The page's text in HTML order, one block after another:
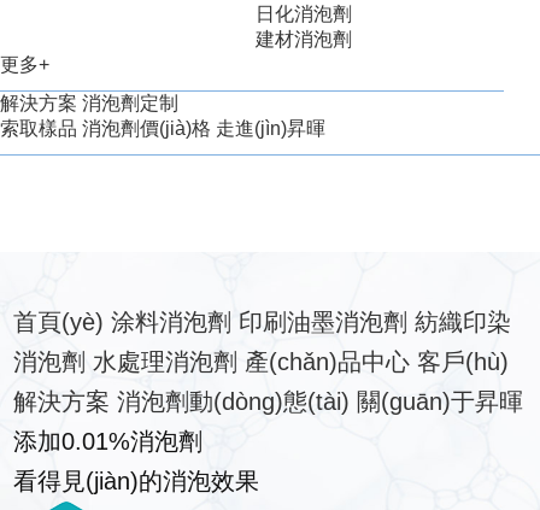
日化消泡劑
建材消泡劑
更多+
解決方案 消泡劑定制
索取樣品 消泡劑價(jià)格 走進(jìn)昇暉
首頁(yè) 涂料消泡劑 印刷油墨消泡劑 紡織印染
消泡劑 水處理消泡劑 產(chǎn)品中心 客戶(hù)
解決方案 消泡劑動(dòng)態(tài) 關(guān)于昇暉
添加0.01%消泡劑
看得見(jiàn)的消泡效果